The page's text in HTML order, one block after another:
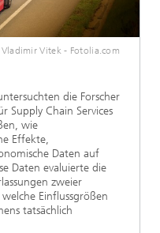
Vitek - Fotolia.com
die Forscher
Supply Chain Services
wie
Effekte,
Daten auf
Daten evaluierte die
zweier
Einflussgrößen
tatsächlich